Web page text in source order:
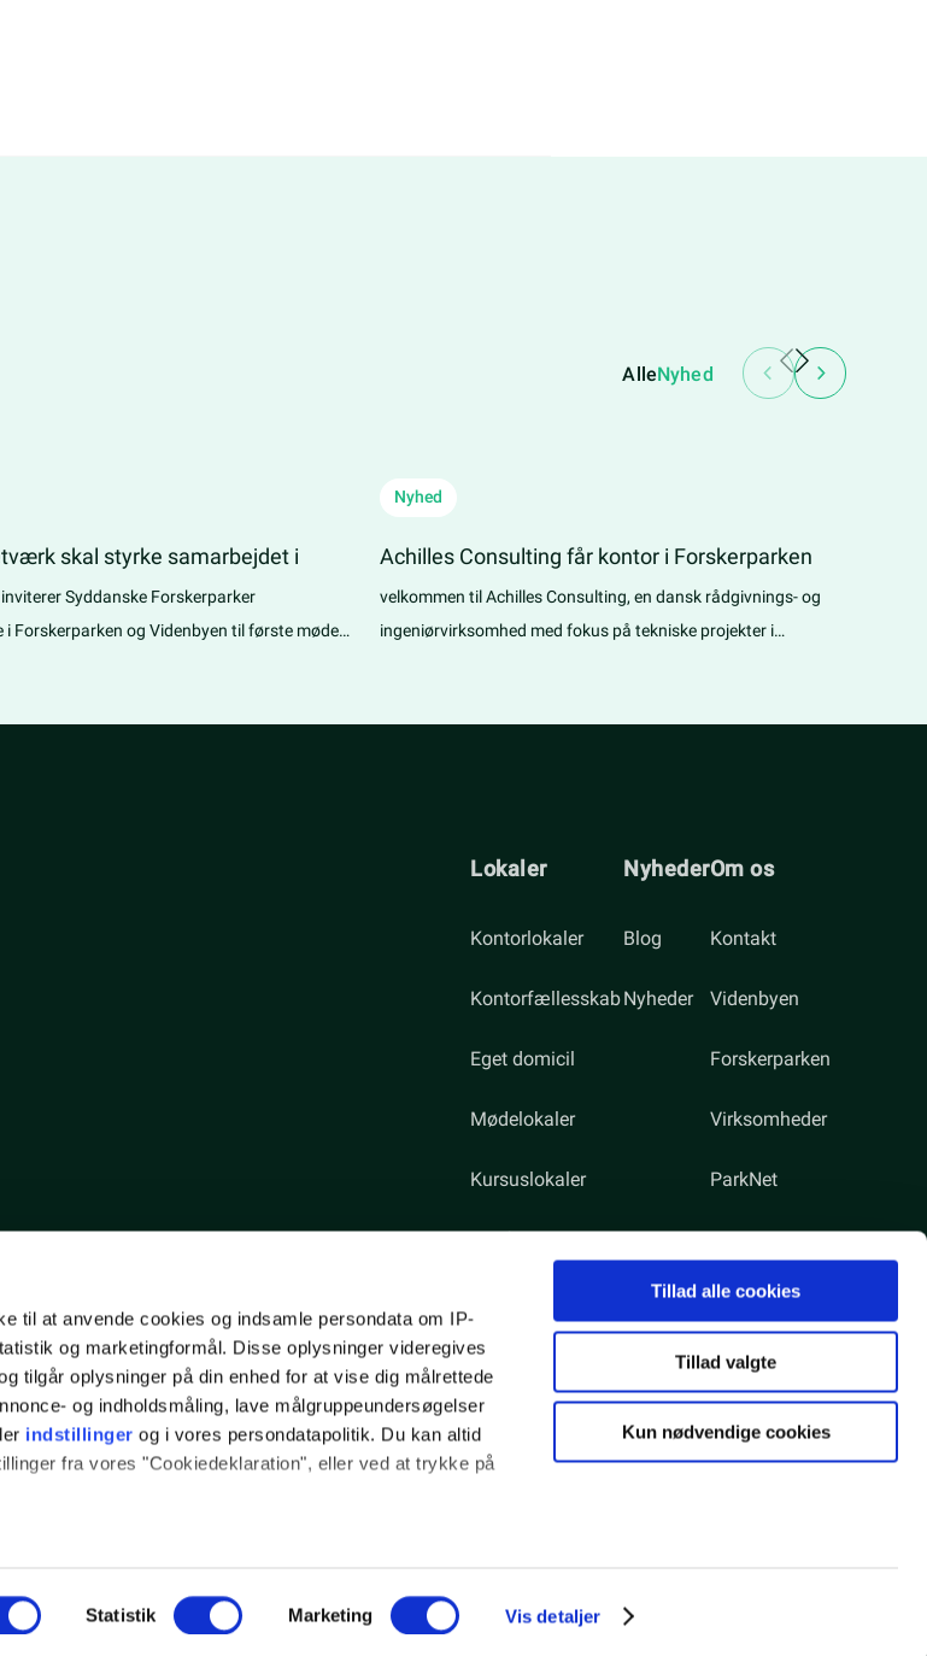
til at anvende cookies og indsamle persondata om IP-
og marketingformål. Disse oplysninger videregives
tilgår oplysninger på din enhed for at vise dig målrettede
og indholdsmåling, lave målgruppeundersøgelser
indstillinger og i vores persondatapolitik. Du kan altid
fra vores "Cookiedeklaration", eller ved at trykke på
annoncer, til at vise dig funktioner til sociale medier og
om din brug af vores hjemmeside med vores
Statistik Marketing Vis detaljer
Tillad alle cookies
Tillad valgte
Kun nødvendige cookies
AlleNyhed
skal styrke samarbejdet i
Syddanske Forskerparker
i Forskerparken og Videnbyen til første møde i
Nyhed
Achilles Consulting får kontor i Forskerparken
velkommen til Achilles Consulting, en dansk rådgivnings- og
ingeniørvirksomhed med fokus på tekniske projekter i
Lokaler
Kontorlokaler
Kontorfællesskab
Eget domicil
Mødelokaler
Kursuslokaler
Konferencelokaler
Nyheder
Blog
Nyheder
Om os
Kontakt
Videnbyen
Forskerparken
Virksomheder
ParkNet
Ledige Stillinger